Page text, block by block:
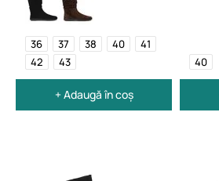
36 37 38 40
41
42
43
+ Adaugă în coș
40